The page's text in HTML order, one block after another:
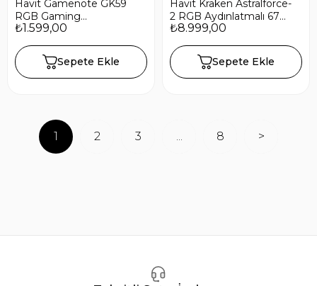
Havit Gamenote GK59
RGB Gaming
Profesyonel Oyuncu
₺1.599,00
Sepete Ekle
Havit Kraken Astralforce-
2 RGB Aydınlatmalı 67
Tuşlu Mekanik Gaming
₺8.999,00
Sepete Ekle
1 2 3 ... 8 >